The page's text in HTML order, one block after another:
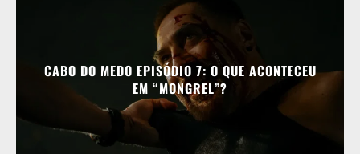
CABO DO MEDO EPISÓDIO 7: O QUE ACONTECEU
EM “MONGREL”?